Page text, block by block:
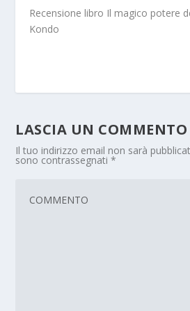
Recensione libro Il magico potere
Kondo
LASCIA UN COMMENTO
Il tuo indirizzo email non sarà
sono contrassegnati*